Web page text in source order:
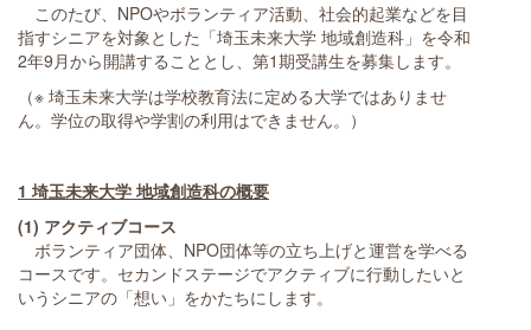
このたび、NPOやボランティア活動、社会的起業などを目
指すシニアを対象とした「埼玉未来大学 地域創造科」を令和
2年9月から開講することとし、第1期受講生を募集します。
（※ 埼玉未来大学は学校教育法に定める大学ではありませ
ん。学位の取得や学割の利用はできません。）
1 埼玉未来大学 地域創造科の概要
(1) アクティブコース
ボランティア団体、NPO団体等の立ち上げと運営を学べる
コースです。セカンドステージでアクティブに行動したいと
いうシニアの「想い」をかたちにします。